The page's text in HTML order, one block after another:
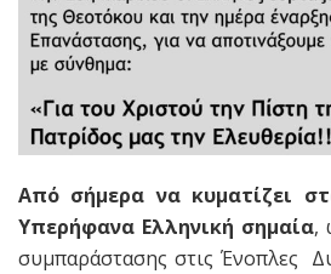
Από σήμερα να κυματίζει
Υπερήφανα Ελληνική σημαία,
συμπαράστασης στις Ένοπλες